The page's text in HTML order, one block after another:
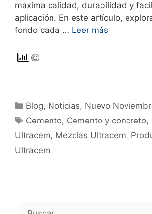
máxima calidad, durabilidad y
aplicación. En este artículo,
fondo cada … Leer más
Blog, Noticias, Nuevo
Cemento, Cemento y concreto,
Ultracem, Mezclas Ultracem,
Ultracem